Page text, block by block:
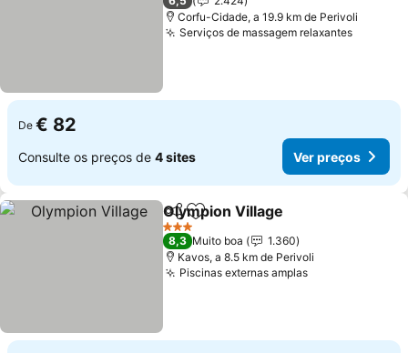
Corfu-Cidade, a 19.9 km de Perivoli
Serviços de massagem relaxantesVer
De € 82
Consulte os preços de 4 sites Ver preços
PartilharAdicionar aos favoritos
Olympion Village
3 Estrelas
8,3 Muito boa
1.360
Kavos, a 8.5 km de Perivoli
Piscinas externas amplasVer preços